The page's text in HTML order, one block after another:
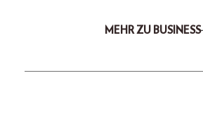
MEHR ZU BUSINESS